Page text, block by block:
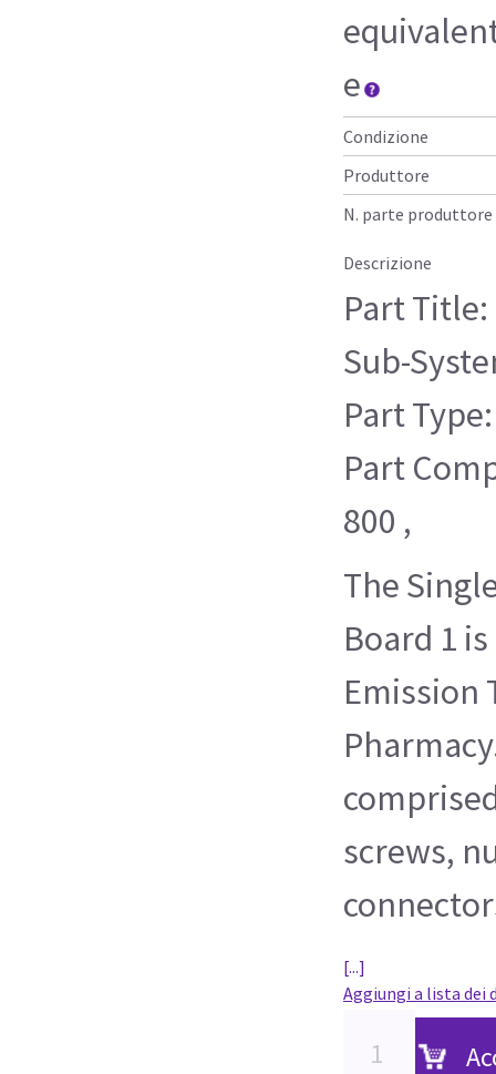
e
Condizione
Produttore
N. parte produttore
Descrizione
Part Title:
Sub-
Part
Part
800 ,
The
Board 1
Emission
screws,
[...]
Aggiungi a lista dei